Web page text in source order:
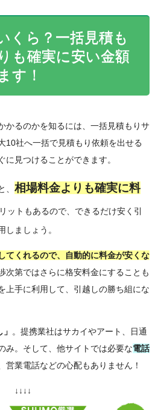
くら？一括見積も
も確実に安い金額
す！
かるのかを知るには、一括見積もりサ
10社へ一括で見積もり依頼を出せる
見つけることができます。
、 相場料金よりも確実に料
ットもあるので、できるだけ安く引
しましょう。
てくれるので、自動的に料金が安くな
次第ではさらに格安料金にすることも
上手に利用して、引越しの勝ち組にな
。提携業社はサカイやアート、日通
み。そして、他サイトでは必要な電話
営業電話などの心配もありません！
↓↓↓↓